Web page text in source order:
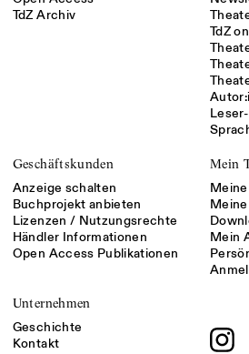
TdZ Archiv
TdZ
Geschäftskunden
Anzeige schalten
Buchprojekt anbieten
Lizenzen / Nutzungsrechte
Händler Informationen
Open Access Publikationen
Mein
Mein
Unternehmen
Geschichte
Kontakt